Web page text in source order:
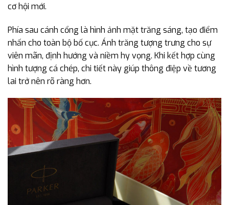
cơ hội mới.
Phía sau cánh cổng là hình ảnh mặt trăng sáng, tạo điểm
nhấn cho toàn bộ bố cục. Ánh trăng tượng trưng cho sự
viên mãn, định hướng và niềm hy vọng. Khi kết hợp cùng
hình tượng cá chép, chi tiết này giúp thông điệp về tương
lai trở nên rõ ràng hơn.